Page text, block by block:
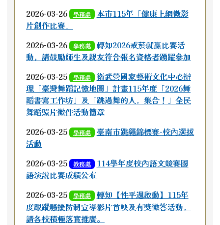
2026-03-26
學務處
本市115年「健康上網微影
片創作比賽」
2026-03-26
學務處
轉知2026戒菸就赢比賽活
動，請鼓勵師生及親友符合報名資格者踴躍參加
2026-03-25
學務處
衛武營國家藝術文化中心辦
理「臺灣舞蹈記憶地圖」計畫115年度「2026舞
蹈書寫工作坊」及「跳過舞的人，集合！」全民
舞蹈照片徵件活動簡章
2026-03-25
學務處
臺南市跳繩錦標賽-校內選拔
活動
2026-03-25
教務處
114學年度校內語文競賽國
語演說比賽成績公布
2026-03-25
學務處
轉知【性平週啟動】115年
度跟蹤騷擾防制宣導影片首映及有獎徵答活動，
請各校積極落實推廣。